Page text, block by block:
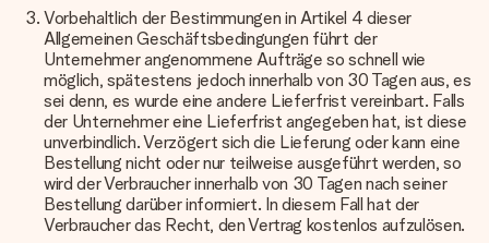
Vorbehaltlich der Bestimmungen in Artikel 4 dieser
Allgemeinen Geschäftsbedingungen führt der
Unternehmer angenommene Aufträge so schnell wie
möglich, spätestens jedoch innerhalb von 30 Tagen aus, es
sei denn, es wurde eine andere Lieferfrist vereinbart. Falls
der Unternehmer eine Lieferfrist angegeben hat, ist diese
unverbindlich. Verzögert sich die Lieferung oder kann eine
Bestellung nicht oder nur teilweise ausgeführt werden, so
wird der Verbraucher innerhalb von 30 Tagen nach seiner
Bestellung darüber informiert. In diesem Fall hat der
Verbraucher das Recht, den Vertrag kostenlos aufzulösen.